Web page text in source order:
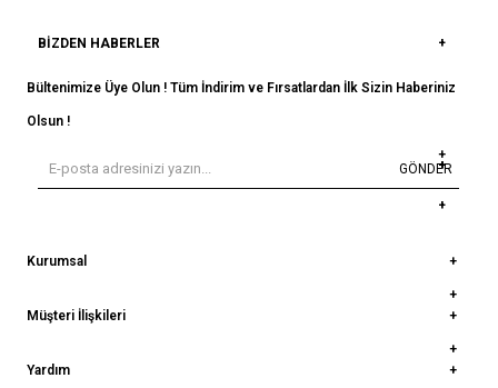
BIZDEN HABERLER
Bültenimize Üye Olun ! Tüm İndirim ve Fırsatlardan İlk Sizin Haberiniz
Olsun !
GÖNDER
Kurumsal
Müşteri İlişkileri
Yardım